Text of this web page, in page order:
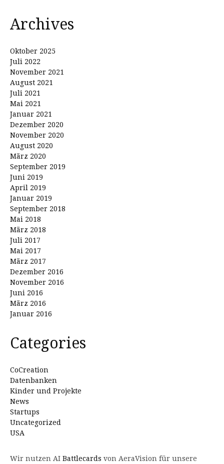
Archives
Oktober 2025
Juli 2022
November 2021
August 2021
Juli 2021
Mai 2021
Januar 2021
Dezember 2020
November 2020
August 2020
März 2020
September 2019
Juni 2019
April 2019
Januar 2019
September 2018
Mai 2018
März 2018
Juli 2017
Mai 2017
März 2017
Dezember 2016
November 2016
Juni 2016
März 2016
Januar 2016
Categories
CoCreation
Datenbanken
Kinder und Projekte
News
Startups
Uncategorized
USA
Wir nutzen AI Battlecards von AeraVision für unsere